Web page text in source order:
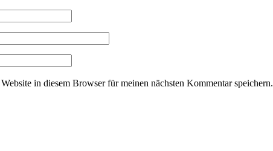
in diesem Browser für meinen nächsten Kommentar speichern.